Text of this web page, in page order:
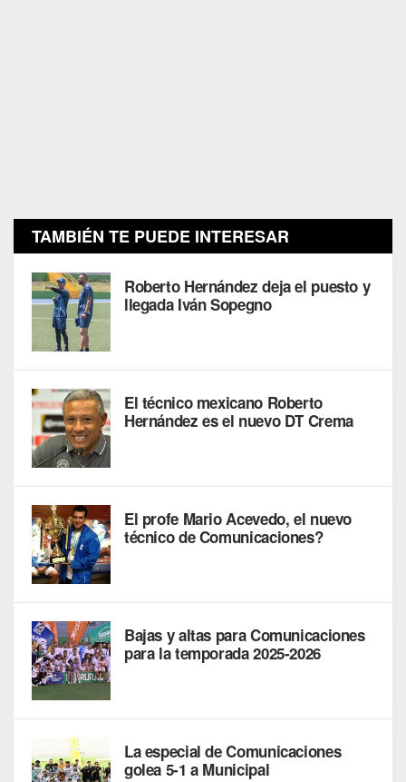
TAMBIÉN TE PUEDE INTERESAR
Roberto Hernández deja el puesto y
llegada Iván Sopegno
El técnico mexicano Roberto
Hernández es el nuevo DT Crema
El profe Mario Acevedo, el nuevo
técnico de Comunicaciones?
Bajas y altas para Comunicaciones
para la temporada 2025-2026
La especial de Comunicaciones
golea 5-1 a Municipal